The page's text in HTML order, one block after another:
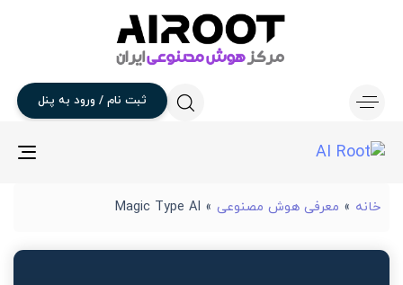
ثبت نام / ورود به پنل
خانه » معرفی هوش مصنوعی »
Magic Type AI